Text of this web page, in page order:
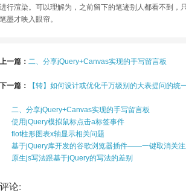
进行渲染。可以理解为，之前留下的笔迹别人都看不到，
笔墨才映入眼帘。
上一篇： 二、分享jQuery+Canvas实现的手写留言板
下一篇： 【转】如何设计或优化千万级别的大表提问的统
二、分享jQuery+Canvas实现的手写留言板
使用jQuery模拟鼠标点击a标签事件
flot柱形图表x轴显示相关问题
基于jQuery库开发的谷歌浏览器插件——一键取消关
原生js写法跟基于jQuery的写法的差别
评论: